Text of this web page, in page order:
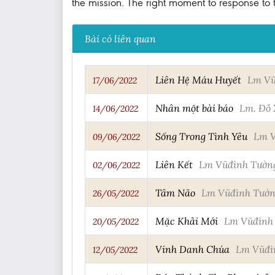
the mission. The right moment to response
Bài có liên quan
17/06/2022 Liên Hệ Máu Huyết Lm
14/06/2022 Nhân một bài báo Lm. Đỗ
09/06/2022 Sống Trong Tình Yêu Lm
02/06/2022 Liên Kết Lm Vũđình
26/05/2022 Tâm Não Lm Vũđình
20/05/2022 Mặc Khải Mới Lm Vũđình
12/05/2022 Vinh Danh Chúa Lm